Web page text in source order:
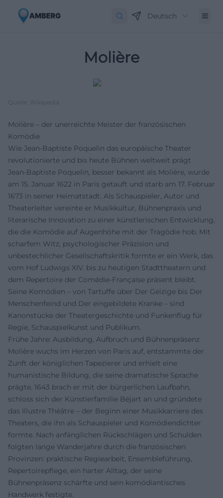
Deutsch
Molière
Quelle: Wikipedia
Molière – der unerreichte Meister der französischen
Komödie
Wie Jean-Baptiste Poquelin das europäische Theater
revolutionierte und bis heute Bühnen weltweit prägt
Jean-Baptiste Poquelin, besser bekannt als Molière, wurde
am 15. Januar 1622 in Paris getauft und starb am 17. Februar
1673 in seiner Heimatstadt. Als Schauspieler, Autor und
Theaterleiter vereinte er Musikkultur, Bühnenpraxis und
literarische Innovation zu einer künstlerischen Entwicklung,
die die Komödie auf Augenhöhe mit der Tragödie hob. Mit
scharfem Witz, psychologischer Präzision und
unbestechlicher Gesellschaftskritik formte er ein Werk, das
vom Hof Ludwigs XIV. bis zu heutigen Stadttheatern und
dem Repertoire der Comédie-Française präsent bleibt.
Seine Komödien – von Tartuffe über Der Geizige bis Der
Menschenfeind und Der eingebildete Kranke – sind
Kanonstücke der Theatergeschichte und Funkenflug für
Regie, Schauspielkunst und Publikum.
Frühe Jahre: Ausbildung, Aufbruch und Bühnenpräsenz
Molière wuchs im Herzen von Paris auf, entstammte der
Zunft der königlichen Tapezierer und erhielt eine
humanistische Bildung, die seine dramatische Sprache
prägte. 1643 brach er mit der bürgerlichen Laufbahn,
schloss sich der Künstlerfamilie Béjart an und gründete
das Illustre Théâtre – der Beginn einer Musikkarriere des
Theaters, die ihn als Schauspieler und Komödiendichter
formte. Nach anfänglichen Rückschlägen und Schulden
folgten lange Wanderjahre durch die französischen
Provinzen: praktische Regiearbeit, Ensembleführung,
Repertoirepflege, ein harter Alltag, der seine
Bühnenpräsenz schärfte und sein komödiantisches
Handwerk festigte.